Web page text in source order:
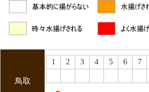
鳥取
1 2 3 4 5 6 7